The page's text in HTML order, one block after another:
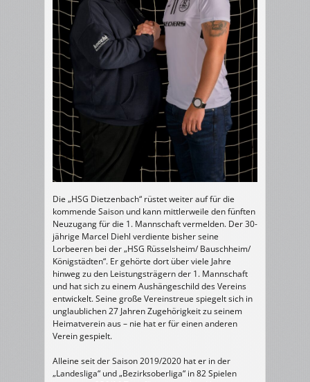
Die „HSG Dietzenbach“ rüstet weiter auf für die
kommende Saison und kann mittlerweile den fünften
Neuzugang für die 1. Mannschaft vermelden. Der 30-
jährige Marcel Diehl verdiente bisher seine
Lorbeeren bei der „HSG Rüsselsheim/ Bauschheim/
Königstädten“. Er gehörte dort über viele Jahre
hinweg zu den Leistungsträgern der 1. Mannschaft
und hat sich zu einem Aushängeschild des Vereins
entwickelt. Seine große Vereinstreue spiegelt sich in
unglaublichen 27 Jahren Zugehörigkeit zu seinem
Heimatverein aus – nie hat er für einen anderen
Verein gespielt.
Alleine seit der Saison 2019/2020 hat er in der
„Landesliga“ und „Bezirksoberliga“ in 82 Spielen